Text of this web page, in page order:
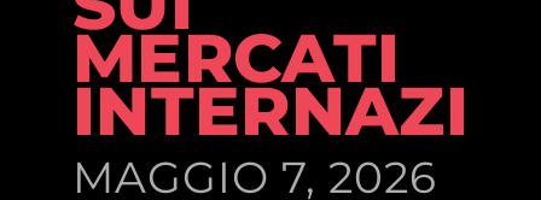
MERCATI
MAGGIO 7, 2026